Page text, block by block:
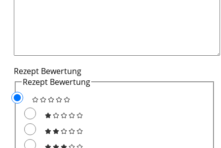
Rezept Bewertung
Rezept Bewertung